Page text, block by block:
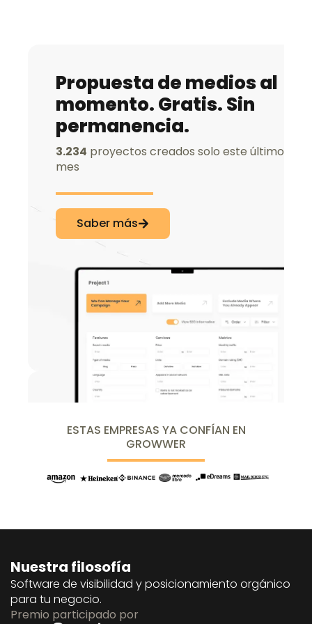
Propuesta de medios al
momento. Gratis. Sin
permanencia.
3.234 proyectos creados solo este último
mes
Saber más
ESTAS EMPRESAS YA CONFÍAN EN
GROWWER
Nuestra filosofía
Software de visibilidad y posicionamiento orgánico
para tu negocio.
Premio participado por